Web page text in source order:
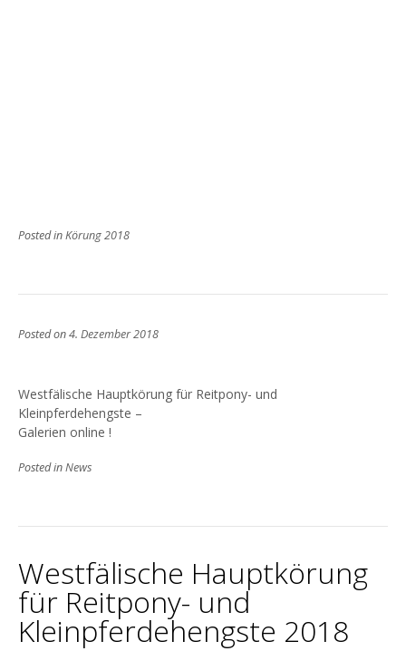
Posted inKörung 2018
Posted on4. Dezember 2018
Westfälische Hauptkörung für Reitpony- und
Kleinpferdehengste –
Galerien online !
Posted inNews
Westfälische Hauptkörung
für Reitpony- und
Kleinpferdehengste 2018